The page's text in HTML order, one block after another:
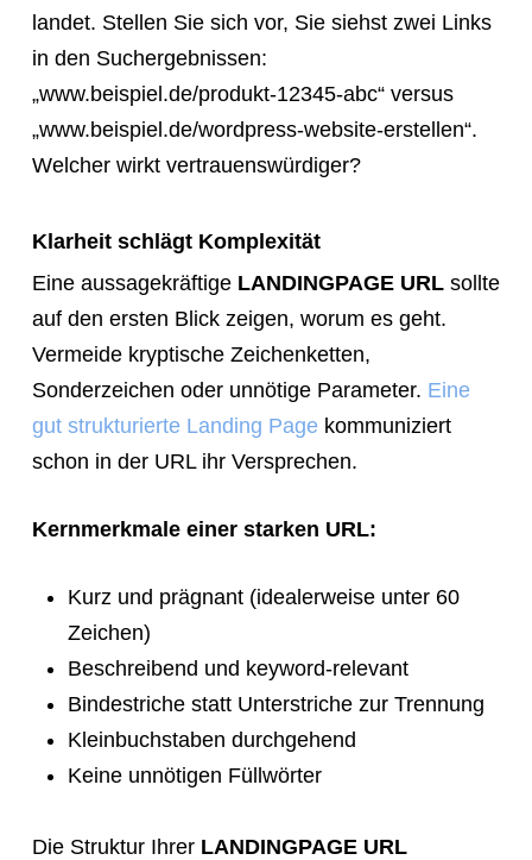
landet. Stellen Sie sich vor, Sie siehst zwei Links
in den Suchergebnissen:
„www.beispiel.de/produkt-12345-abc“ versus
„www.beispiel.de/wordpress-website-erstellen“.
Welcher wirkt vertrauenswürdiger?
Klarheit schlägt Komplexität
Eine aussagekräftige LANDINGPAGE URLsollte
auf den ersten Blick zeigen, worum es geht.
Vermeide kryptische Zeichenketten,
Sonderzeichen oder unnötige Parameter. Eine
gut strukturierte Landing Pagekommuniziert
schon in der URL ihr Versprechen.
Kernmerkmale einer starken URL:
Kurz und prägnant (idealerweise unter 60
Zeichen)
Beschreibend und keyword-relevant
Bindestriche statt Unterstriche zur Trennung
Kleinbuchstaben durchgehend
Keine unnötigen Füllwörter
Die Struktur Ihrer LANDINGPAGE URL
directly
with
exact
booking
immediately:
https://calendly.com/rocketwebsite/30min